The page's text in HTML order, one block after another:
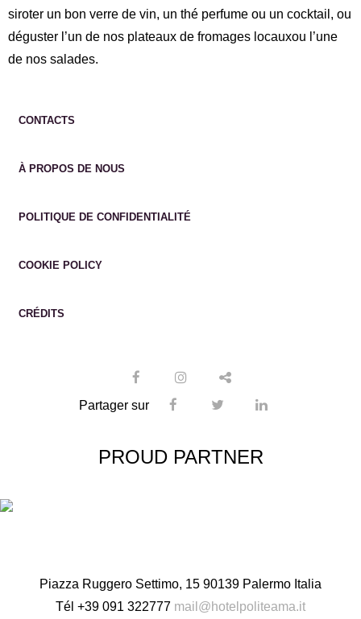
siroter un bon verre de vin, un thé perfume ou un cocktail, ou
déguster l’un de nos plateaux de fromages locauxou l’une
de nos salades.
CONTACTS
À PROPOS DE NOUS
POLITIQUE DE CONFIDENTIALITÉ
COOKIE POLICY
CRÉDITS
Partager sur
PROUD PARTNER
Piazza Ruggero Settimo, 15 90139 Palermo Italia
Tél +39 091 322777 mail@hotelpoliteama.it